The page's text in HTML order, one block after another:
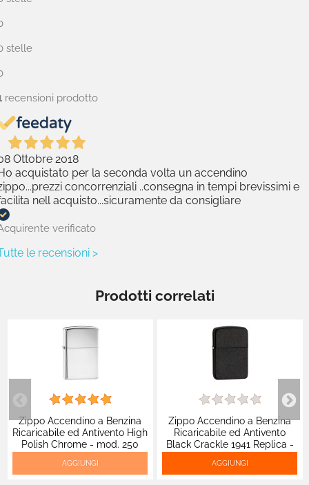
stelle
recensioni prodotto
Ottobre 2018
acquistato per la seconda volta un accendino
concorrenziali ..consegna in tempi brevissimi e
nell acquisto...sicuramente da consigliare
verificato
le recensioni >
Prodotti correlati
Zippo Accendino a Benzina
Ricaricabile ed Antivento High
Polish Chrome - mod. 250
AGGIUNGI
Zippo Accendino a Benzina
Ricaricabile ed Antivento
Black Crackle 1941 Replica -
mod. 28582
AGGIUNGI